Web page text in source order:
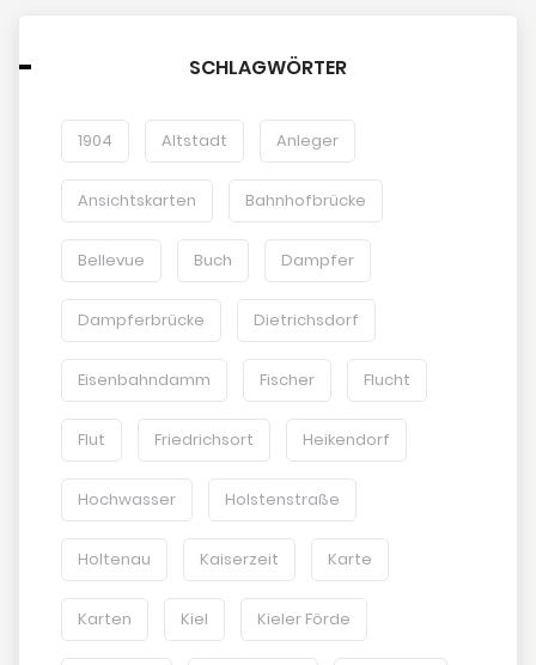
SCHLAGWÖRTER
1904 Altstadt Anleger
Ansichtskarten Bahnhofbrücke
Bellevue Buch Dampfer
Dampferbrücke Dietrichsdorf
Eisenbahndamm Fischer Flucht
Flut Friedrichsort Heikendorf
Hochwasser Holstenstraße
Holtenau Kaiserzeit Karte
Karten Kiel Kieler Förde